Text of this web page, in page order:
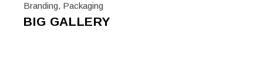
Branding, Packaging
BIG GALLERY